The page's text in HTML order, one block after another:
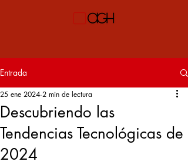
Entrada
Descubriendo las
Tendencias Tecnológicas de
2024
25 ene 2024 2 min de lectura